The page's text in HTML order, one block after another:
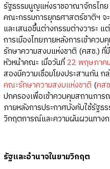
รัฐธรรมนูญแห่งราชอาณาจักรไท
คณะกรรมการยุทธศาสตร์ชาติฯ
และเสนอขึ้นต่างกรรมต่างวาระ
การเมืองไทยภายหลังการเข้าคว
รักษาความสงบแห่งชาติ (คสช.) ที่มี
หัวหน้าคณะ เมื่อวันที่ 22 พฤษภาค
สองมีความเชื่อมโยงประสานกัน
คณะรักษาความสงบแห่งชาติ (คส
ปกครองเพื่อเข้าควบคุมสถานการ
ภายหลังการประกาศบังคับใช้รัฐ
วิกฤตการณ์และความผันผวนทางก
รัฐและอำนาจในยามวิกฤต